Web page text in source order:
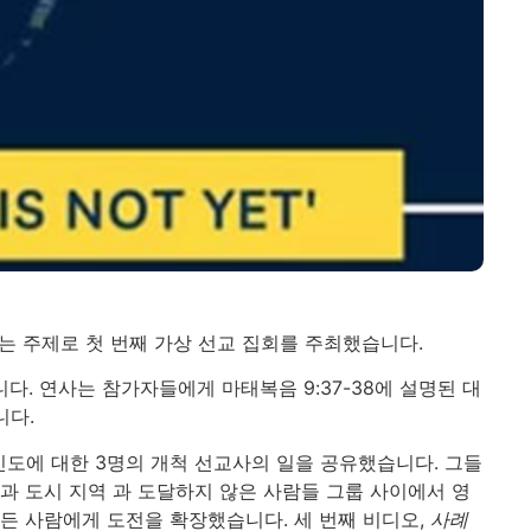
주제로 첫 번째 가상 선교 집회를 주최했습니다.
. 연사는 참가자들에게 마태복음 9:37-38에 설명된 대
다.
에 대한 3명의 개척 선교사의 일을 공유했습니다. 그들
도시 지역 과 도달하지 않은 사람들 그룹 사이에서 영
사람에게 도전을 확장했습니다. 세 번째 비디오, 사례